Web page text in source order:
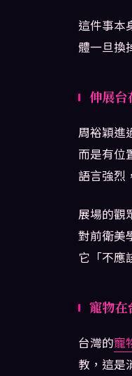
這件事本
體一旦換
伸展台
周裕穎進
而是有位
語言強烈
展場的觀
對前衛美
它「不應
寵物在
台灣的寵
教，這是